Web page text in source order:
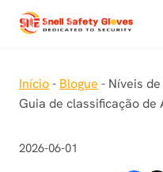
Início- Blogue - Níveis
Guia de classificação de
2026-06-01